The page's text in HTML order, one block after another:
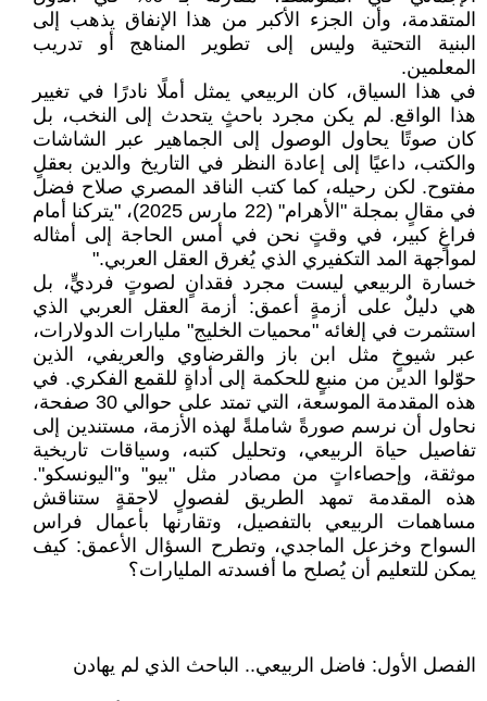
المتقدمة، وأن الجزء الأكبر من هذا الإنفاق يذهب إلى
البنية التحتية وليس إلى تطوير المناهج أو تدريب
المعلمين.
في هذا السياق، كان الربيعي يمثل أملًا نادرًا في تغيير
هذا الواقع. لم يكن مجرد باحثٍ يتحدث إلى النخب، بل
كان صوتًا يحاول الوصول إلى الجماهير عبر الشاشات
والكتب، داعيًا إلى إعادة النظر في التاريخ والدين بعقلٍ
مفتوح. لكن رحيله، كما كتب الناقد المصري صلاح فضل
في مقالٍ بمجلة "الأهرام" (22 مارس 2025)، "يتركنا أمام
فراغٍ كبير، في وقتٍ نحن في أمس الحاجة إلى أمثاله
لمواجهة المد التكفيري الذي يُغرق العقل العربي."
خسارة الربيعي ليست مجرد فقدانٍ لصوتٍ فرديٍّ، بل
هي دليلٌ على أزمةٍ أعمق: أزمة العقل العربي الذي
استثمرت في إلغائه "محميات الخليج" مليارات الدولارات،
عبر شيوخٍ مثل ابن باز والقرضاوي والعريفي، الذين
حوّلوا الدين من منبعٍ للحكمة إلى أداةٍ للقمع الفكري. في
هذه المقدمة الموسعة، التي تمتد على حوالي 30 صفحة،
نحاول أن نرسم صورةً شاملةً لهذه الأزمة، مستندين إلى
تفاصيل حياة الربيعي، وتحليل كتبه، وسياقات تاريخية
موثقة، وإحصاءاتٍ من مصادر مثل "بيو" و"اليونسكو".
هذه المقدمة تمهد الطريق لفصولٍ لاحقةٍ ستناقش
مساهمات الربيعي بالتفصيل، وتقارنها بأعمال فراس
السواح وخزعل الماجدي، وتطرح السؤال الأعمق: كيف
يمكن للتعليم أن يُصلح ما أفسدته المليارات؟
الفصل الأول: فاضل الربيعي.. الباحث الذي لم يهادن